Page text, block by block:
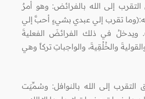
إلى الله بالفرائض: وهو أمرٌ
تقرب إلي عبدي بشيءٍ أحبَّ إلي
ويدخلُ في ذلك الفرائضَ الفعليةَ
والخُلُقِيةَ، والواجباتِ تركاً وهي
التقرب إلى الله بالنوافل: وسُمِّيَت